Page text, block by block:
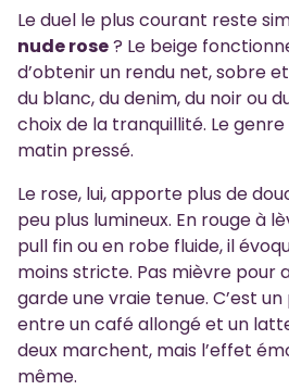
Le duel le plus courant reste
nude rose? Le beige
d’obtenir un rendu net, sobre
du blanc, du denim, du noir ou
choix de la tranquillité. Le
matin pressé.
Le rose, lui, apporte plus de
peu plus lumineux. En rouge à
pull fin ou en robe fluide, il
moins stricte. Pas mièvre pour
garde une vraie tenue. C’est
entre un café allongé et un
deux marchent, mais l’effet
même.